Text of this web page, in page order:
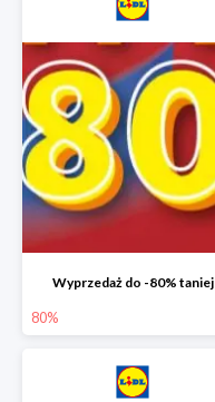
Wyprzedaż do -80% taniej
80%